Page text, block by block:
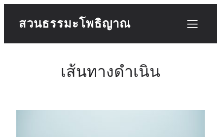
สวนธรรมะโพธิญาณ
เส้นทางดำเนิน